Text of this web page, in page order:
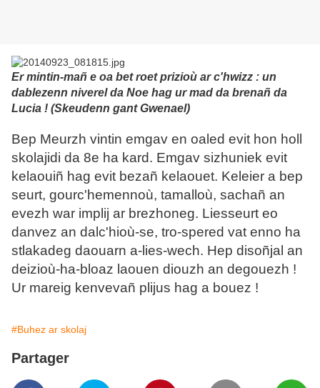
Er mintin-mañ e oa bet roet prizioù ar c'hwizz : un
dablezenn niverel da Noe hag ur mad da brenañ da
Lucia ! (Skeudenn gant Gwenael)
Bep Meurzh vintin emgav en oaled evit hon holl
skolajidi da 8e ha kard. Emgav sizhuniek evit
kelaouiñ hag evit bezañ kelaouet. Keleier a bep
seurt, gourc'hemennoù, tamalloù, sachañ an
evezh war implij ar brezhoneg. Liesseurt eo
danvez an dalc'hioù-se, tro-spered vat enno ha
stlakadeg daouarn a-lies-wech. Hep disoñjal an
deizioù-ha-bloaz laouen diouzh an degouezh !
Ur mareig kenvevañ plijus hag a bouez !
#Buhez ar skolaj
Partager